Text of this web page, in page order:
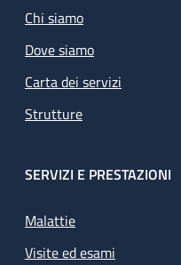
Chi siamo
Dove siamo
Carta dei servizi
Strutture
SERVIZI E PRESTAZIONI
Malattie
Visite ed esami